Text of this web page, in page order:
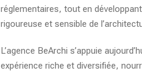
réglementaires, tout en
rigoureuse et sensible de
L’agence BeArchi s’appuie
expérience riche et diversifiée,